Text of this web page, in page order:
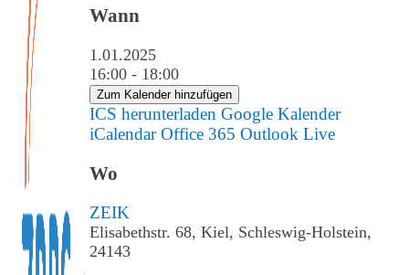
Wann
1.01.2025
16:00 - 18:00
Zum Kalender hinzufügen
ICS herunterladen Google Kalender
iCalendar Office 365 Outlook Live
Wo
ZEIK
Elisabethstr. 68, Kiel, Schleswig-Holstein,
24143